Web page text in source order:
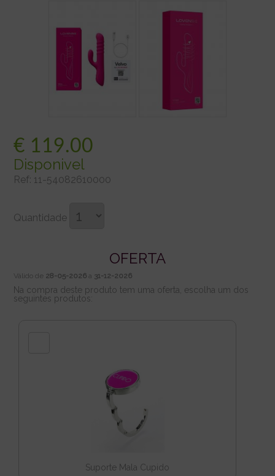
€ 119.00
Disponivel
Ref: 11-54082610000
Quantidade
OFERTA
Válido de 28-05-2026 a 31-12-2026
Na compra deste produto tem uma oferta, escolha um dos
seguintes produtos:
Suporte Mala Cupido